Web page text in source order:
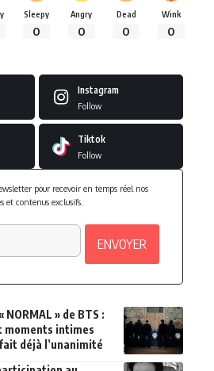
Sleepy
0
Angry
0
Dead
0
Wink
0
Instagram
Follow
Tiktok
Follow
pour recevoir en temps réel nos
et contenus exclusifs.
NORMAL » de BTS :
moments intimes
déjà l’unanimité